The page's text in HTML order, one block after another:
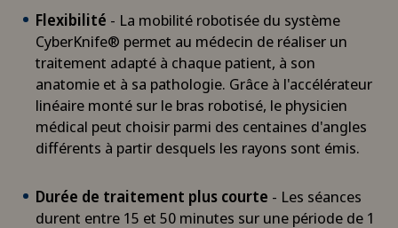
Flexibilité - La mobilité robotisée du système
CyberKnife® permet au médecin de réaliser un
traitement adapté à chaque patient, à son
anatomie et à sa pathologie. Grâce à l'accélérateur
linéaire monté sur le bras robotisé, le physicien
médical peut choisir parmi des centaines d'angles
différents à partir desquels les rayons sont émis.
Durée de traitement plus courte - Les séances
durent entre 15 et 50 minutes sur une période de 1